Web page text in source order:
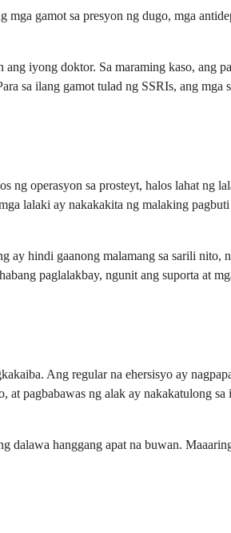
gamot sa presyon ng dugo, mga
iyong doktor. Sa maraming kaso, ang
sa ilang gamot tulad ng SSRIs, ang mga
ng operasyon sa prosteyt, halos lahat ng
lalaki ay nakakakita ng malaking
hindi gaanong malamang sa sarili nito,
paglalakbay, ngunit ang suporta at
Ang regular na ehersisyo ay
pagbabawas ng alak ay nakakatulong
dalawa hanggang apat na buwan.